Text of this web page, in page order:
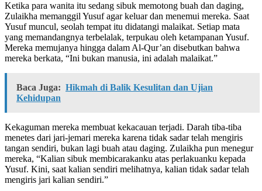
Ketika para wanita itu sedang sibuk memotong buah dan daging,
Zulaikha memanggil Yusuf agar keluar dan menemui mereka. Saat
Yusuf muncul, seolah tempat itu didatangi malaikat. Setiap mata
yang memandangnya terbelalak, terpukau oleh ketampanan Yusuf.
Mereka memujanya hingga dalam Al-Qur’an disebutkan bahwa
mereka berkata, “Ini bukan manusia, ini adalah malaikat.”
Baca Juga: Hikmah di Balik Kesulitan dan Ujian
Kehidupan
Kekaguman mereka membuat kekacauan terjadi. Darah tiba-tiba
menetes dari jari-jemari mereka karena tidak sadar telah mengiris
tangan sendiri, bukan lagi buah atau daging. Zulaikha pun menegur
mereka, “Kalian sibuk membicarakanku atas perlakuanku kepada
Yusuf. Kini, saat kalian sendiri melihatnya, kalian tidak sadar telah
mengiris jari kalian sendiri.”